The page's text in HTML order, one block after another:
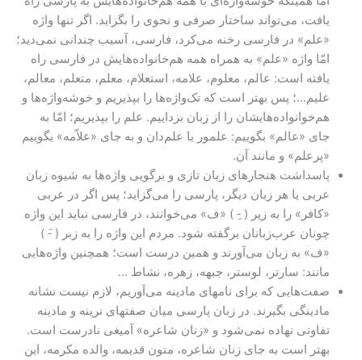
یافت، می‌تواند ساختار صرفی و نحوی را بگزاید. اگر تنها واژه
«علم» در فارسی رخنه می‌کرد، فارسی، آسیب چندانی نمی‌دید؛
امّا واژه «علم» به همراه همه هم‌خانواده‌هایش در فارسی راه
یافته است: عالم، معلوم، علامه، استعلام، معلم، متعلم، معالم،
علیم…؛ پس بهتر است که تک‌واژه‌ها را بپذیریم و خوشه‌واژه‌ها و
هم‌خوانواده‌هایشان را از زبان بزداییم. علم را بپذیریم؛ امّا به
جای «عالم» بگوییم: علمور یا علم‌دان و به جای «علاّمه» بگوییم
«پرعلم» و مانند آن.
پاسداشت هنجارهای زبان تازی و برگویی واژه‌ها به شیوه زبان
عربی یا هر زبان دیگر، پارسی را می‌گزاید؛ پس اگر در عربی
«کافر» را به زیر ( -ِ ) «ف» می‌خوانند، در فارسی نباید این واژه
چونان عرب‌زبانان برگفته شود. مردم این واژه را به زبر ( -َ )
«ف» به زبان می‌آورند و همین درست است؛ همچنین واژه‌هایی
مانند: سارتر، لوستر، جبهه، زهره، نشاط …
صفت‌هایی که برای نامهای مادینه می‌آوریم، لازم نیست نشانه
مادینگی بگیرند. در زبان پارسی میان صفتهای نرینه و مادینه
تفاوتی نهاده نمی‌شود و «زنان شاعره» آمیغی نادرست است.
بهتر است به جای زنان شاعره، متون قدیمه، والده مکرمه، این